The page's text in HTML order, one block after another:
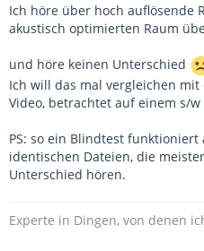
Ich höre über hoch auflösende
akustisch optimierten Raum
und höre keinen Unterschied
Ich will das mal vergleichen
Video, betrachtet auf einem s/
PS: so ein Blindtest
identischen Dateien, die
Unterschied hören.
Experte in Dingen, von denen